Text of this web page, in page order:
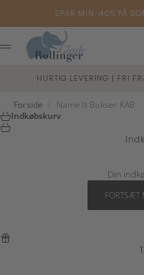
SPAR MIN. 40% PÅ
Glade Rollinger
Menu
HURTIG LEVERING | FRI
Forside
Name It Bukser KAB
Indkøbskurv
Din
FORTSÆT